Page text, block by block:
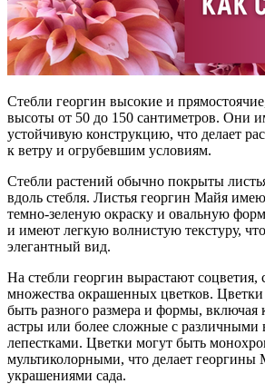
Стебли георгин высокие и
высоты от 50 до 150 сантиметров. Они
устойчивую конструкцию, что делает
к ветру и огрубевшим условиям.
Стебли растений обычно покрыты
вдоль стебля. Листья георгин Майя
темно-зеленую окраску и овальную
и имеют легкую волнистую текстуру,
элегантный вид.
На стебли георгин вырастают соцветия,
множества окрашенных цветков.
быть разного размера и формы, включая
астры или более сложные с различными
лепестками. Цветки могут быть
мультиколорными, что делает
украшениями сада.